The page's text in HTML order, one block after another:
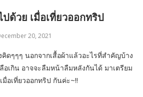
ด้วย เมื่อเที่ยวออกทริป
20, 2021
คิดๆๆๆ นอกจากเสื้อผ้าแล้วอะไรที่สำคัญบ้าง
อเกิน อาจจะลืมหน้าลืมหลังกันได้ มาเตรียม
อเที่ยวออกทริป กันค่ะ~!!